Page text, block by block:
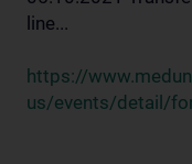
line...
https://
us/events/detail/